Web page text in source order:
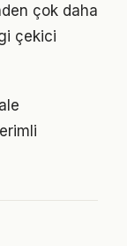
çok daha
çekici